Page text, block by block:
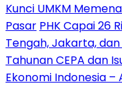
Kunci UMKM
Pasar PHK Capai 26
Tengah, Jakarta,
Tahunan CEPA dan
Ekonomi Indonesia –